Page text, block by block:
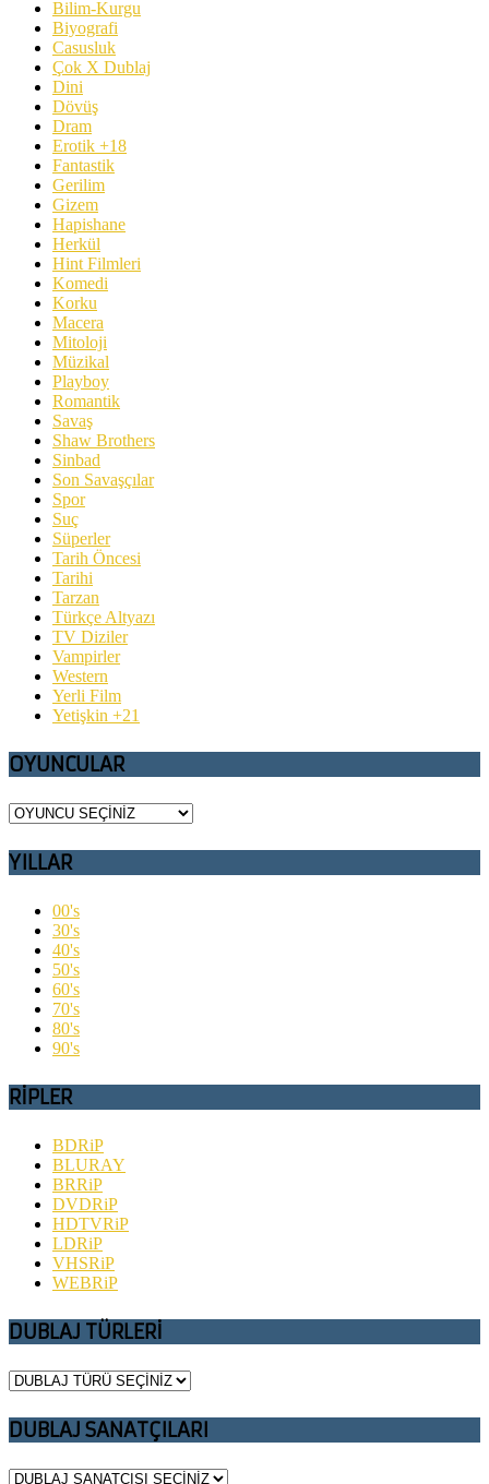
Bilim-Kurgu
Biyografi
Casusluk
Çok X Dublaj
Dini
Dövüş
Dram
Erotik +18
Fantastik
Gerilim
Gizem
Hapishane
Herkül
Hint Filmleri
Komedi
Korku
Macera
Mitoloji
Müzikal
Playboy
Romantik
Savaş
Shaw Brothers
Sinbad
Son Savaşçılar
Spor
Suç
Süperler
Tarih Öncesi
Tarihi
Tarzan
Türkçe Altyazı
TV Diziler
Vampirler
Western
Yerli Film
Yetişkin +21
OYUNCULAR
YILLAR
00's
30's
40's
50's
60's
70's
80's
90's
RİPLER
BDRiP
BLURAY
BRRiP
DVDRiP
HDTVRiP
LDRiP
VHSRiP
WEBRiP
DUBLAJ TÜRLERİ
DUBLAJ SANATÇILARI